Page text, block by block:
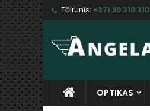
Tālrunis: +371 20 310 310
OPTIKAS